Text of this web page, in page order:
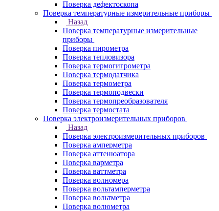
Поверка дефектоскопа
Поверка температурные измерительные приборы
Назад
Поверка температурные измерительные
приборы
Поверка пирометра
Поверка тепловизора
Поверка термогигрометра
Поверка термодатчика
Поверка термометра
Поверка термоподвески
Поверка термопреобразователя
Поверка термостата
Поверка электроизмерительных приборов
Назад
Поверка электроизмерительных приборов
Поверка амперметра
Поверка аттенюатора
Поверка варметра
Поверка ваттметра
Поверка волномера
Поверка вольтамперметра
Поверка вольтметра
Поверка волюметра